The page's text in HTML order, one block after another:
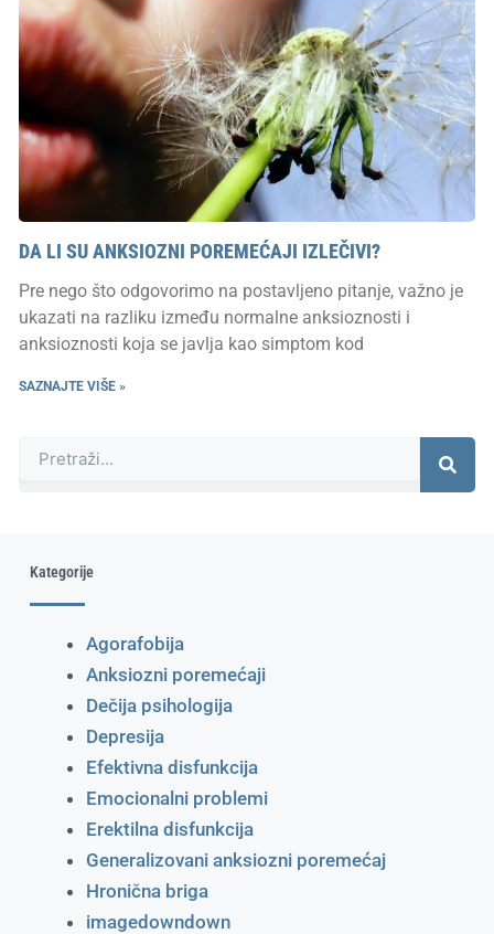
DA LI SU ANKSIOZNI POREMEĆAJI IZLEČIVI?
Pre nego što odgovorimo na postavljeno pitanje, važno je
ukazati na razliku između normalne anksioznosti i
anksioznosti koja se javlja kao simptom kod
SAZNAJTE VIŠE »
Kategorije
Agorafobija
Anksiozni poremećaji
Dečija psihologija
Depresija
Efektivna disfunkcija
Emocionalni problemi
Erektilna disfunkcija
Generalizovani anksiozni poremećaj
Hronična briga
imagedowndown